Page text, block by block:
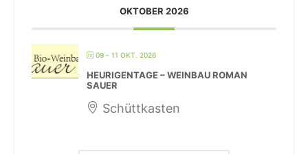
OKTOBER 2026
09 - 11 OKT. 2026
HEURIGENTAGE – WEINBAU ROMAN
SAUER
Schüttkasten